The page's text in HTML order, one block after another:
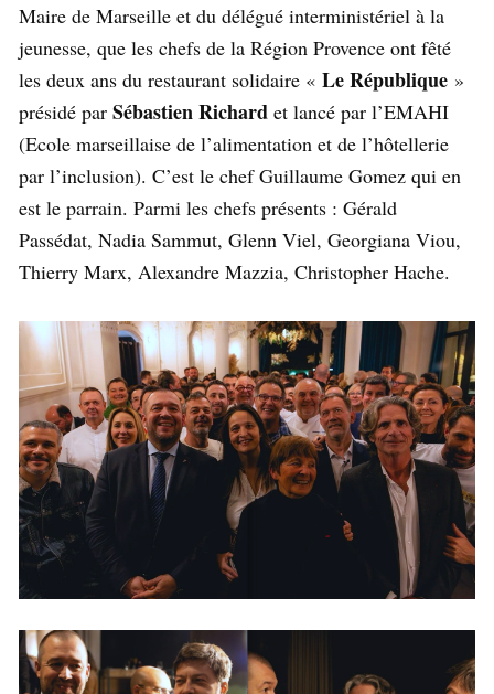
Maire de Marseille et du délégué interministériel à la
jeunesse, que les chefs de la Région Provence ont fêté
les deux ans du restaurant solidaire « Le République »
présidé par Sébastien Richard et lancé par l’EMAHI
(Ecole marseillaise de l’alimentation et de l’hôtellerie
par l’inclusion). C’est le chef Guillaume Gomez qui en
est le parrain. Parmi les chefs présents : Gérald
Passédat, Nadia Sammut, Glenn Viel, Georgiana Viou,
Thierry Marx, Alexandre Mazzia, Christopher Hache.